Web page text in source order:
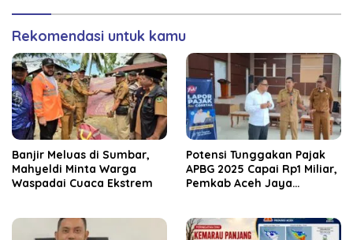
Rekomendasi untuk kamu
Banjir Meluas di Sumbar,
Mahyeldi Minta Warga
Waspadai Cuaca Ekstrem
Potensi Tunggakan Pajak
APBG 2025 Capai Rp1 Miliar,
Pemkab Aceh Jaya